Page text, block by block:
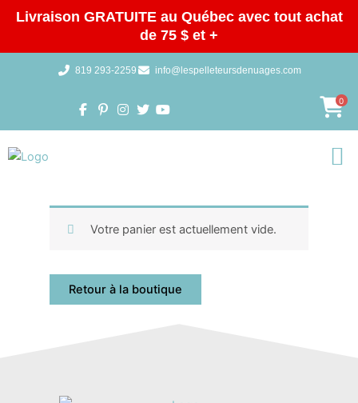
AllerLivraison GRATUITE au Québec avec tout achat
de 75 $ et +
819 293-2259 info@lespelleteursdenuages.com
0
Votre panier est actuellement vide.
Retour à la boutique